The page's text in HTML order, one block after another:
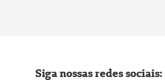
Siga nossas redes sociais: